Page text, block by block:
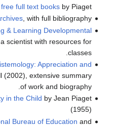
free full text booksby Piaget.
, with full bibliography.
& Learning Developmental
scientist with resources for
classes.
Appreciation and
(2002), extensive summary
of work and biography.
in the Child by Jean Piaget
(1955)
Bureau of Education and